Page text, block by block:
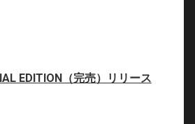
EDITION（完売）リリース